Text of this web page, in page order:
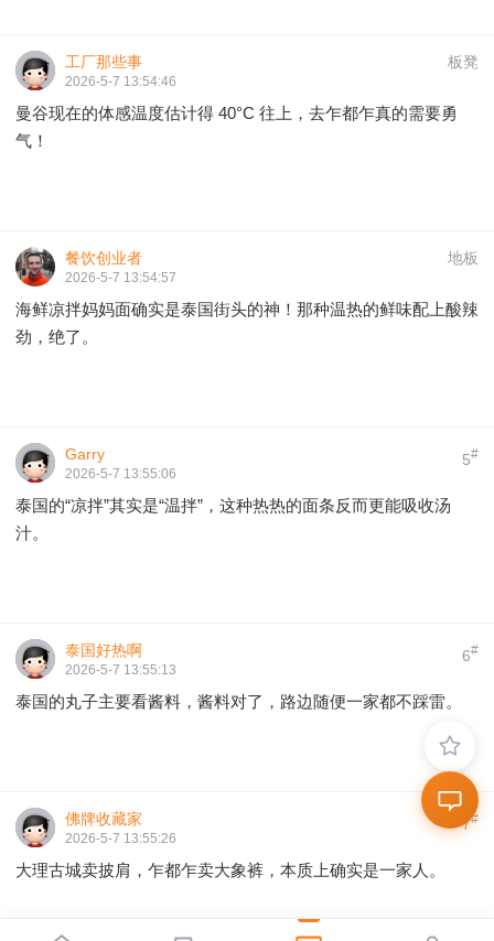
板凳
工厂那些事
2026-5-7 13:54:46
曼谷现在的体感温度估计得 40°C 往上，去乍都乍真的需要勇
气！
地板
餐饮创业者
2026-5-7 13:54:57
海鲜凉拌妈妈面确实是泰国街头的神！那种温热的鲜味配上酸辣
劲，绝了。
5#
Garry
2026-5-7 13:55:06
泰国的“凉拌”其实是“温拌”，这种热热的面条反而更能吸收汤
汁。
6#
泰国好热啊
2026-5-7 13:55:13
泰国的丸子主要看酱料，酱料对了，路边随便一家都不踩雷。
7#
佛牌收藏家
2026-5-7 13:55:26
大理古城卖披肩，乍都乍卖大象裤，本质上确实是一家人。